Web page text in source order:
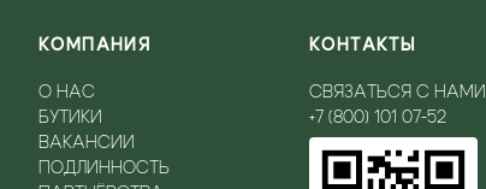
КОМПАНИЯ
О НАС
БУТИКИ
ВАКАНСИИ
ПОДЛИННОСТЬ
КОНТАКТЫ
СВЯЗАТЬСЯ С НАМИ
+7 (800) 101 07-52